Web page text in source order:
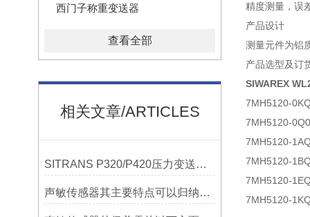
西门子称重变送器
查看全部
相关文章/ARTICLES
SITRANS P320/P420压力变送器概述
声敏传感器其主要特点可以归纳为以下几个核心维度
精度测量，误
产品设计
测量元件为铝
产品选型及订
SIWAREX